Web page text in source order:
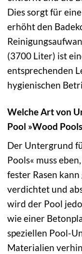
Dies sorgt für
erhöht den
(3700 Liter) ist
entsprechenden
hygienischen
Welche Art von
Pool »Wood
Der Untergrund
Pools« muss
fester Rasen
verdichtet und
wird der Pool
wie einer
speziellen Pool-
Materialien